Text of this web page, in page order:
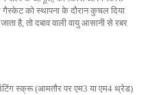
को स्थापना के दौरान कुचल दिया
है, तो दबाव वाली वायु आसानी से रबर
स्क्रू (आमतौर पर एम3 या एम4 थ्रेड)